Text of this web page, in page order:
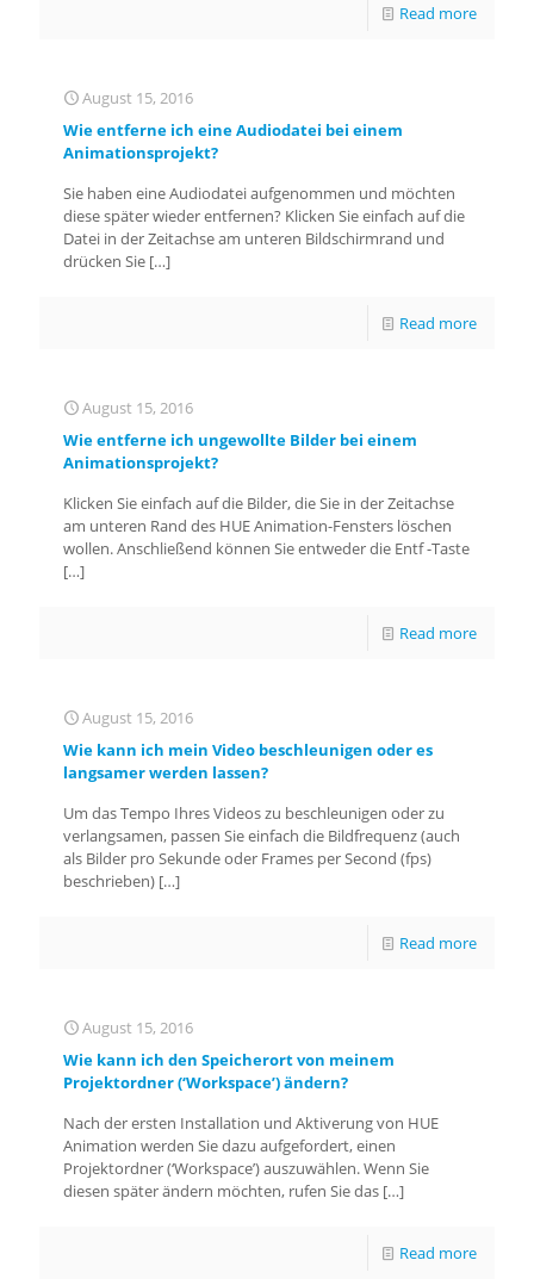
Read more
August 15, 2016
Wie entferne ich eine Audiodatei bei einem
Animationsprojekt?
Sie haben eine Audiodatei aufgenommen und möchten
diese später wieder entfernen? Klicken Sie einfach auf die
Datei in der Zeitachse am unteren Bildschirmrand und
drücken Sie […]
Read more
August 15, 2016
Wie entferne ich ungewollte Bilder bei einem
Animationsprojekt?
Klicken Sie einfach auf die Bilder, die Sie in der Zeitachse
am unteren Rand des HUE Animation-Fensters löschen
wollen. Anschließend können Sie entweder die Entf -Taste
[…]
Read more
August 15, 2016
Wie kann ich mein Video beschleunigen oder es
langsamer werden lassen?
Um das Tempo Ihres Videos zu beschleunigen oder zu
verlangsamen, passen Sie einfach die Bildfrequenz (auch
als Bilder pro Sekunde oder Frames per Second (fps)
beschrieben) […]
Read more
August 15, 2016
Wie kann ich den Speicherort von meinem
Projektordner (‘Workspace’) ändern?
Nach der ersten Installation und Aktiverung von HUE
Animation werden Sie dazu aufgefordert, einen
Projektordner (‘Workspace’) auszuwählen. Wenn Sie
diesen später ändern möchten, rufen Sie das […]
Read more